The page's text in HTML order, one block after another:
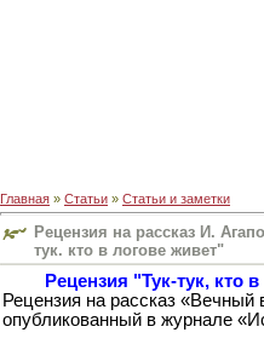
Главная » Статьи » Статьи и заметки
Рецензия на рассказ И.
тук. кто в логове живет"
Рецензия "Тук-тук, кто
Рецензия на рассказ
опубликованный в журнале